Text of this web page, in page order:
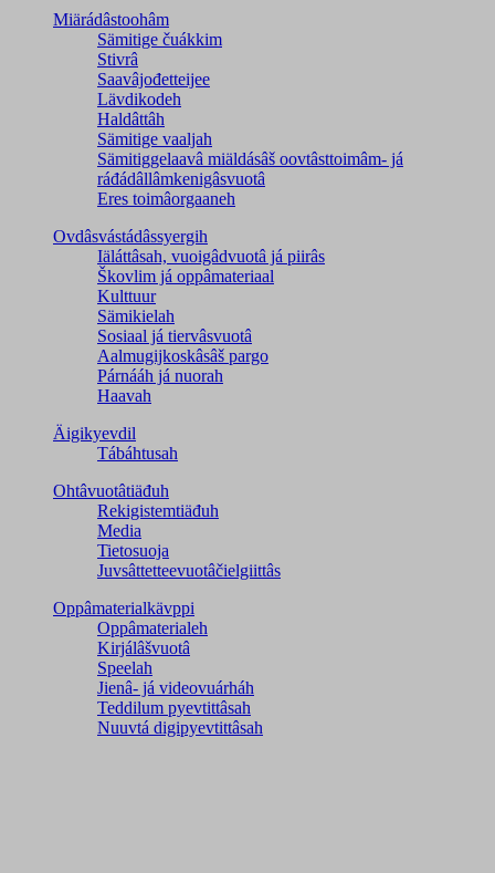
Miärádâstoohâm
Sämitige čuákkim
Stivrâ
Saavâjođetteijee
Lävdikodeh
Haldâttâh
Sämitige vaaljah
Sämitiggelaavâ miäldásâš oovtâsttoimâm- já
ráđádâllâmkenigâsvuotâ
Eres toimâorgaaneh
Ovdâsvástádâssyergih
Iäláttâsah, vuoigâdvuotâ já piirâs
Škovlim já oppâmateriaal
Kulttuur
Sämikielah
Sosiaal já tiervâsvuotâ
Aalmugijkoskâsâš pargo
Párnááh já nuorah
Haavah
Äigikyevdil
Tábáhtusah
Ohtâvuotâtiäđuh
Rekigistemtiäđuh
Media
Tietosuoja
Juvsâttetteevuotâčielgiittâs
Oppâmaterialkävppi
Oppâmaterialeh
Kirjálâšvuotâ
Speelah
Jienâ- já videovuárháh
Teddilum pyevtittâsah
Nuuvtá digipyevtittâsah